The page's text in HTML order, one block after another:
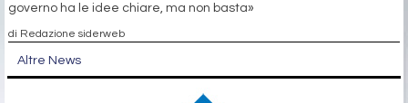
governo ha le idee chiare, ma non basta»
di Redazione siderweb
Altre News